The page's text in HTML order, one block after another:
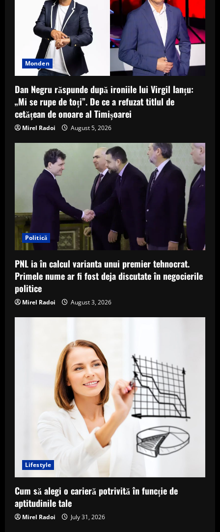
Monden
Dan Negru răspunde după ironiile lui Virgil Ianțu:
„Mi se rupe de toți”. De ce a refuzat titlul de
cetățean de onoare al Timișoarei
Mirel Radoi August 5, 2026
Politică
PNL ia în calcul varianta unui premier tehnocrat.
Primele nume ar fi fost deja discutate în negocierile
politice
Mirel Radoi August 3, 2026
Lifestyle
Cum să alegi o carieră potrivită în funcție de
aptitudinile tale
Mirel Radoi July 31, 2026